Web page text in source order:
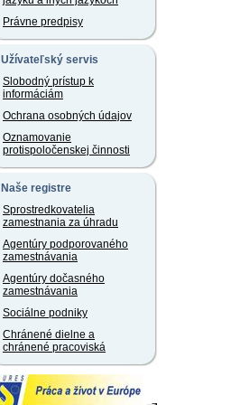
Právne predpisy
Užívateľský servis
Slobodný prístup k
informáciám
Ochrana osobných údajov
Oznamovanie
protispoločenskej činnosti
Naše registre
Sprostredkovatelia
zamestnania za úhradu
Agentúry podporovaného
zamestnávania
Agentúry dočasného
zamestnávania
Sociálne podniky
Chránené dielne a
chránené pracoviská